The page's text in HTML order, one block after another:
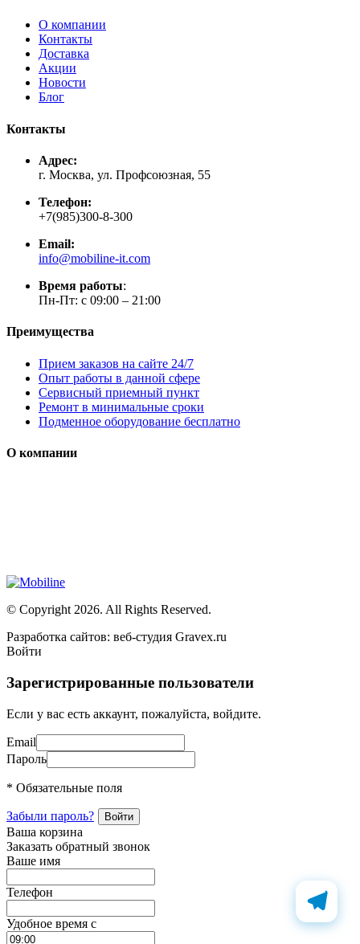
О компании
Контакты
Доставка
Акции
Новости
Блог
Контакты
Адрес:
г. Москва, ул. Профсоюзная, 55
Телефон:
+7(985)300-8-300
Email:
info@mobiline-it.com
Время работы:
Пн-Пт: с 09:00 – 21:00
Преимущества
Прием заказов на сайте 24/7
Опыт работы в данной сфере
Сервисный приемный пункт
Ремонт в минимальные сроки
Подменное оборудование бесплатно
О компании
© Copyright 2026. All Rights Reserved.
Разработка сайтов: веб-студия Gravex.ru
Войти
Зарегистрированные пользователи
Если у вас есть аккаунт, пожалуйста, войдите.
Email
Пароль
* Обязательные поля
Забыли пароль?
Ваша корзина
Заказать обратный звонок
Ваше имя
Телефон
Удобное время c